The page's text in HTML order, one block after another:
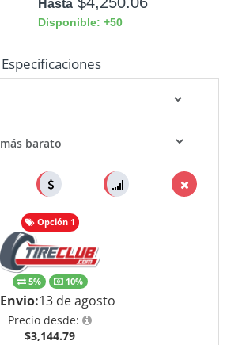
Hasta
Disponible: +50
Especificaciones
Opción 1
5% 10%
Envio:13 de agosto
Precio desde:
$3,144.79